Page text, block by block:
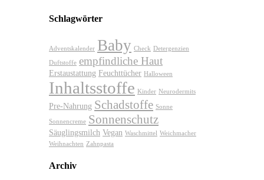
Schlagwörter
Adventskalender Baby Check Detergenzien
Duftstoffe empfindliche Haut
Erstaustattung Feuchttücher Halloween
Inhaltsstoffe Kinder Neurodermits
Pre-Nahrung Schadstoffe Sonne
Sonnencreme Sonnenschutz
Säuglingsmilch Vegan Waschmittel Weichmacher
Weihnachten Zahnpasta
Archiv